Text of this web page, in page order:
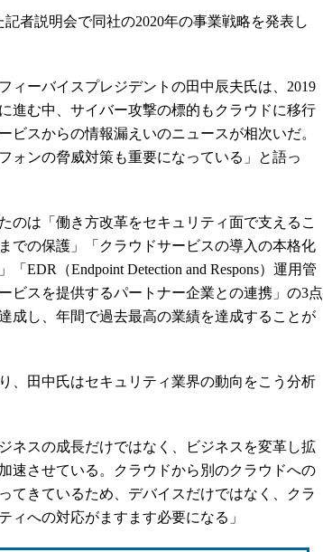
者説明会で同社の2020年の事業戦略を発表し
ーバイスプレジデントの田中辰夫氏は、2019
進む中、サイバー攻撃の標的もクラウドに移行
ビスからの情報漏えいのニュースが相次いだ。
ォンの脅威対策も重要になっている」と語っ
のは「働き方改革をセキュリティ面で支えるこ
での保護」「クラウドサービスの導入の本格化
EDR（Endpoint Detection and Respons）運用管
ビスを提供するパートナー企業との連携」の3点
成し、年間で過去最高の業績を達成することが
、田中氏はセキュリティ業界の動向をこう分析
ネスの成長だけではなく、ビジネスを変革し拡
速させている。クラウドから別のクラウドへの
てきているため、デバイスだけではなく、クラ
ィへの対応がますます必要になる」